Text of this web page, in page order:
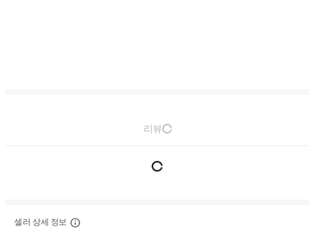
리뷰
셀러 상세 정보